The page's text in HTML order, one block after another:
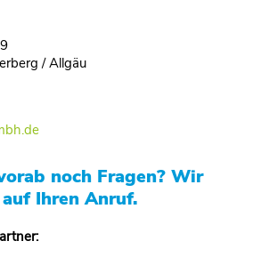
/ Allgäu
noch Fragen? Wir
Ihren Anruf.